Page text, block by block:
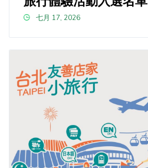
七月 17, 2026